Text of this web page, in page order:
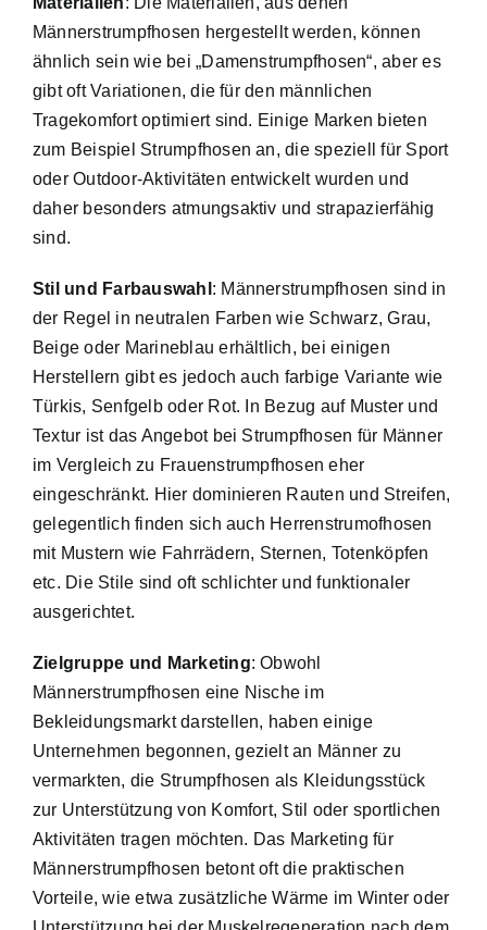
Männerstrumpfhosen hergestellt werden, können
ähnlich sein wie bei „Damenstrumpfhosen“, aber es
gibt oft Variationen, die für den männlichen
Tragekomfort optimiert sind. Einige Marken bieten
zum Beispiel Strumpfhosen an, die speziell für Sport
oder Outdoor-Aktivitäten entwickelt wurden und
daher besonders atmungsaktiv und strapazierfähig
sind.
Stil und Farbauswahl : Männerstrumpfhosen sind in
der Regel in neutralen Farben wie Schwarz, Grau,
Beige oder Marineblau erhältlich, bei einigen
Herstellern gibt es jedoch auch farbige Variante wie
Türkis, Senfgelb oder Rot. In Bezug auf Muster und
Textur ist das Angebot bei Strumpfhosen für Männer
im Vergleich zu Frauenstrumpfhosen eher
eingeschränkt. Hier dominieren Rauten und Streifen,
gelegentlich finden sich auch Herrenstrumofhosen
mit Mustern wie Fahrrädern, Sternen, Totenköpfen
etc. Die Stile sind oft schlichter und funktionaler
ausgerichtet.
Zielgruppe und Marketing: Obwohl
Männerstrumpfhosen eine Nische im
Bekleidungsmarkt darstellen, haben einige
Unternehmen begonnen, gezielt an Männer zu
vermarkten, die Strumpfhosen als Kleidungsstück
zur Unterstützung von Komfort, Stil oder sportlichen
Aktivitäten tragen möchten. Das Marketing für
Männerstrumpfhosen betont oft die praktischen
Vorteile, wie etwa zusätzliche Wärme im Winter oder